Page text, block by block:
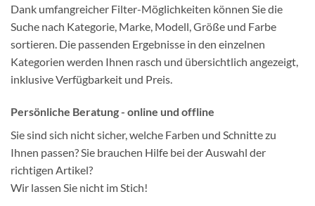
Dank umfangreicher Filter-Möglichkeiten können Sie die
Suche nach Kategorie, Marke, Modell, Größe und Farbe
sortieren. Die passenden Ergebnisse in den einzelnen
Kategorien werden Ihnen rasch und übersichtlich angezeigt,
inklusive Verfügbarkeit und Preis.
Persönliche Beratung - online und offline
Sie sind sich nicht sicher, welche Farben und Schnitte zu
Ihnen passen? Sie brauchen Hilfe bei der Auswahl der
richtigen Artikel?
Wir lassen Sie nicht im Stich!